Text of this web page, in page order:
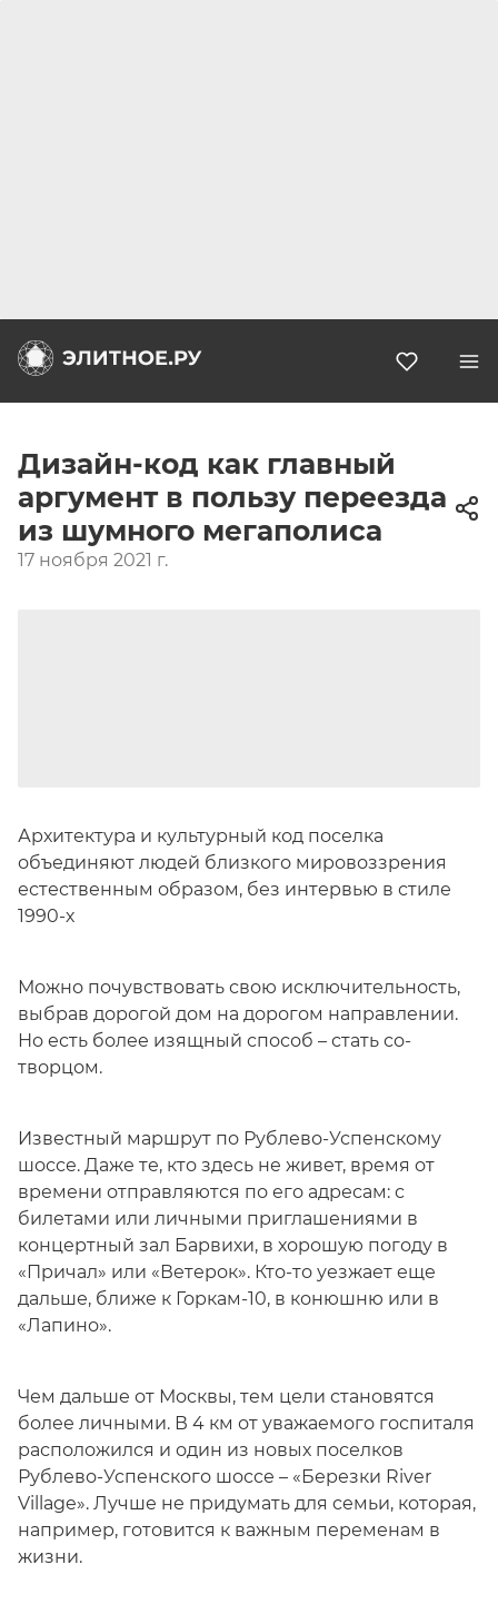
Дизайн-код как главный
аргумент в пользу переезда
из шумного мегаполиса
17 ноября 2021 г.
Архитектура и культурный код поселка
объединяют людей близкого мировоззрения
естественным образом, без интервью в стиле
1990-х
Можно почувствовать свою исключительность,
выбрав дорогой дом на дорогом направлении.
Но есть более изящный способ – стать со-
творцом.
Известный маршрут по Рублево-Успенскому
шоссе. Даже те, кто здесь не живет, время от
времени отправляются по его адресам: с
билетами или личными приглашениями в
концертный зал Барвихи, в хорошую погоду в
«Причал» или «Ветерок». Кто-то уезжает еще
дальше, ближе к Горкам-10, в конюшню или в
«Лапино».
Чем дальше от Москвы, тем цели становятся
более личными. В 4 км от уважаемого госпиталя
расположился и один из новых поселков
Рублево-Успенского шоссе – «Березки River
Village». Лучше не придумать для семьи, которая,
например, готовится к важным переменам в
жизни.